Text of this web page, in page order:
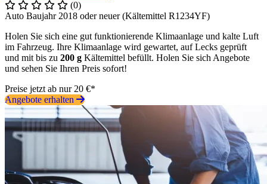
(0)
Auto Baujahr 2018 oder neuer (Kältemittel R1234YF)
Holen Sie sich eine gut funktionierende Klimaanlage und kalte Luft
im Fahrzeug. Ihre Klimaanlage wird gewartet, auf Lecks geprüft
und mit bis zu 200 g Kältemittel befüllt. Holen Sie sich Angebote
und sehen Sie Ihren Preis sofort!
Preise jetzt ab nur 20 €*
Angebote erhalten